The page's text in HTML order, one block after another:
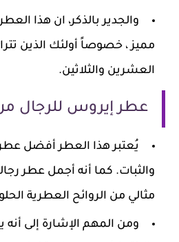
والجدير بالذكر، ان هذا
مميز ، خصوصاً أولئك الذين
العشرين والثلاثين.
عطر إيروس للرجال
يُعتبر هذا العطر أفضل عطر
والثبات. كما أنه أجمل عطر
مثالي من الروائح العطرية
ومن المهم الإشارة إلى